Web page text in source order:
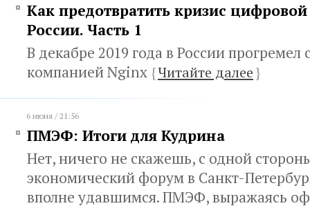
Как предотвратить кризис
России. Часть 1
В декабре 2019 года в России прогремел
компанией Nginx {Читайте далее}
6 июня / 21:56
ПМЭФ: Итоги для Кудрина
Нет, ничего не скажешь, с одной
экономический форум в Санкт-
вполне удавшимся. ПМЭФ, выражаясь